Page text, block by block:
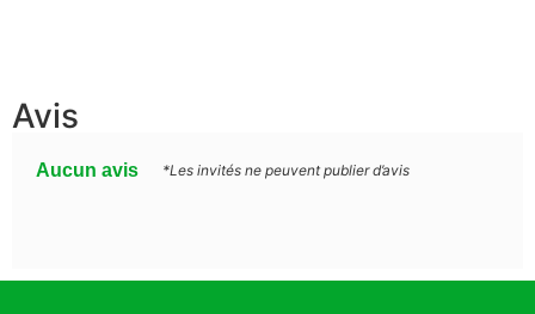
Avis
Aucun avis *Les invités ne peuvent publier d’avis